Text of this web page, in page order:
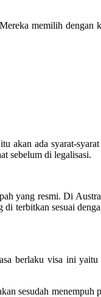
memilih dengan
akan ada syarat-
sebelum di legalisasi.
yang resmi. Di
terbitkan sesuai
berlaku visa ini
sesudah menempuh